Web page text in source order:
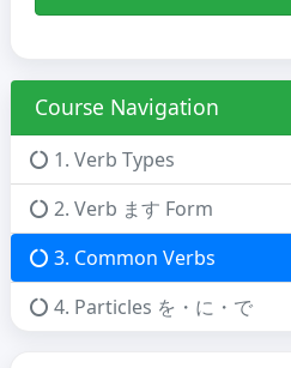
Course Navigation
1. Verb Types
2. Verb ます Form
3. Common Verbs
4. Particles を・に・で